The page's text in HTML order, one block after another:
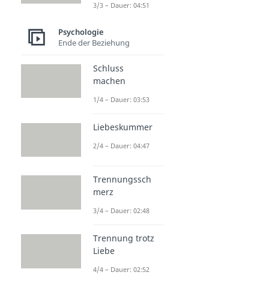
3/3 – Dauer: 04:51
Psychologie
Ende der Beziehung
Schluss
machen
1/4 – Dauer: 03:53
Liebeskummer
2/4 – Dauer: 04:47
Trennungssch
merz
3/4 – Dauer: 02:48
Trennung trotz
Liebe
4/4 – Dauer: 02:52